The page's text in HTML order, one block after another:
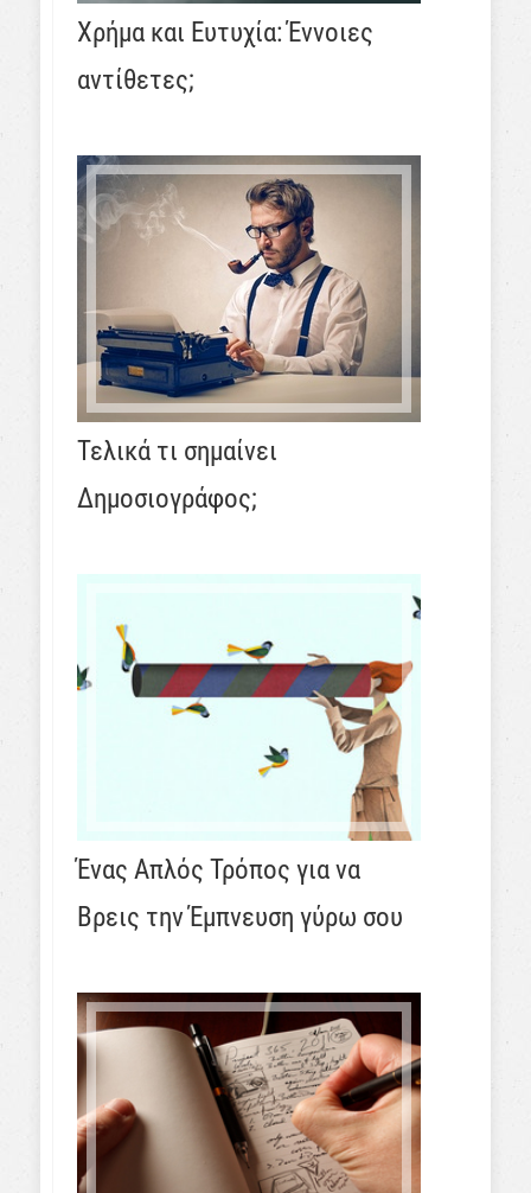
Χρήμα και Ευτυχία: Έννοιες
αντίθετες;
Τελικά τι σημαίνει
Δημοσιογράφος;
Ένας Απλός Τρόπος για να
Βρεις την Έμπνευση γύρω σου